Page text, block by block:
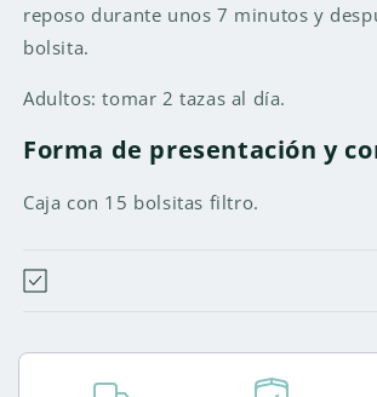
reposo durante unos 7 minutos y
bolsita.
Adultos: tomar 2 tazas al día.
Forma de presentación y
Caja con 15 bolsitas filtro.